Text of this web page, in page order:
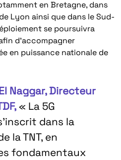
en Bretagne, dans
Lyon ainsi que dans le Sud-
se poursuivra
d’accompagner
en puissance nationale de
Naggar, Directeur
« La 5G
dans la
la TNT, en
fondamentaux